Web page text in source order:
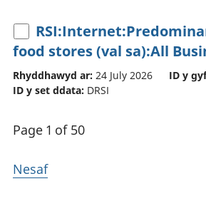
food stores (val sa):All
Rhyddhawyd ar: 24 July 2026 ID y
ID y set ddata: DRSI
Page 1 of 50
Nesaf